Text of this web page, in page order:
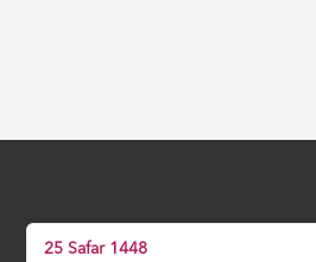
25 Safar 1448